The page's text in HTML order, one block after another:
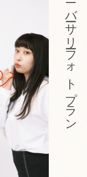
アニバーサリーフォトプラン